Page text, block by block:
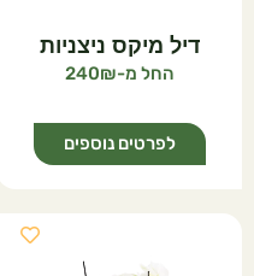
דיל מיקס ניצניות
240
לפרטים נוספים